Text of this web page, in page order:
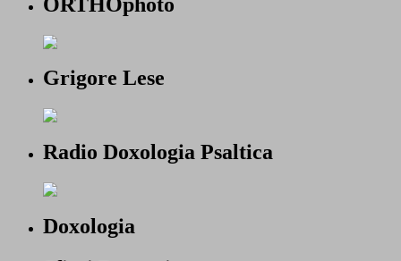
Grigore Lese
Radio Doxologia Psaltica
Doxologia